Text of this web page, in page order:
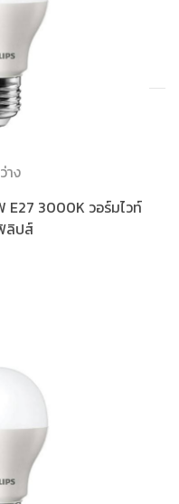
าง
E27 3000K วอร์มไวท์
ลิปส์